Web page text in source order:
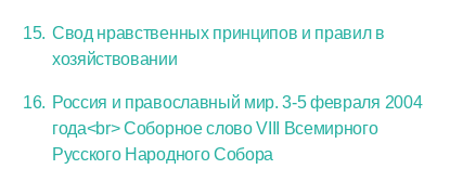
Свод нравственных принципов и правил в
хозяйствовании
Россия и православный мир. 3-5 февраля 2004
года<br> Соборное слово VIII Всемирного
Русского Народного Собора